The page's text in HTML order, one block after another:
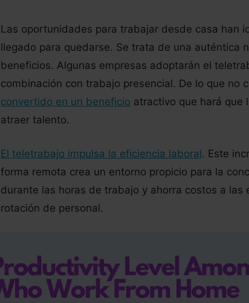
Las oportunidades para trabajar desde casa han
llegado para quedarse. Se trata de una auténtica
beneficios. Algunas empresas adoptarán el
combinación con trabajo presencial. De lo que no
convertido en un beneficio atractivo que hará que
atraer talento.
El teletrabajo impulsa la eficiencia laboral. Este
forma remota crea un entorno propicio para la
durante las horas de trabajo y ahorra costos a las
rotación de personal.